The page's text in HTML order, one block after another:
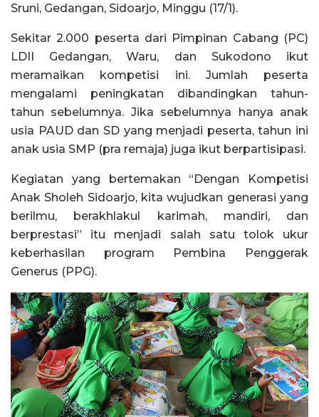
Sruni, Gedangan, Sidoarjo, Minggu (17/1).
Sekitar 2.000 peserta dari Pimpinan Cabang (PC)
LDII Gedangan, Waru, dan Sukodono ikut
meramaikan kompetisi ini. Jumlah peserta
mengalami peningkatan dibandingkan tahun-
tahun sebelumnya. Jika sebelumnya hanya anak
usia PAUD dan SD yang menjadi peserta, tahun ini
anak usia SMP (pra remaja) juga ikut berpartisipasi.
Kegiatan yang bertemakan “Dengan Kompetisi
Anak Sholeh Sidoarjo, kita wujudkan generasi yang
berilmu, berakhlakul karimah, mandiri, dan
berprestasi” itu menjadi salah satu tolok ukur
keberhasilan program Pembina Penggerak
Generus (PPG).